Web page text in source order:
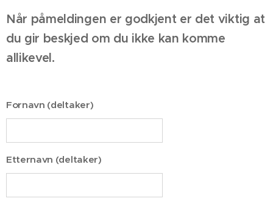
Når påmeldingen er godkjent er det viktig at
du gir beskjed om du ikke kan komme
allikevel.
Fornavn (deltaker)
Etternavn (deltaker)